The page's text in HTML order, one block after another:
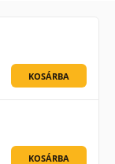
KOSÁRBA
KOSÁRBA